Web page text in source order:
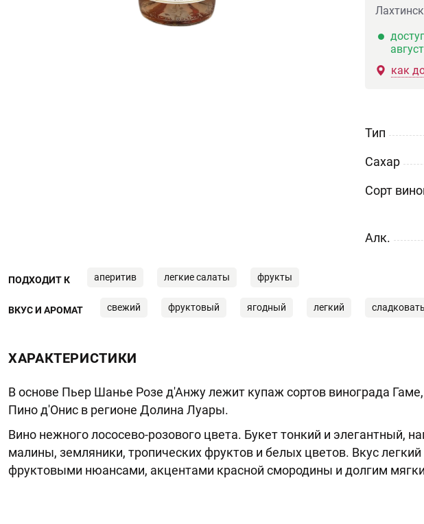
как
Тип
Сахар
Сорт
Aлк.
ПОДХОДИТ К аперитив легкие салаты фрукты
ВКУС И АРОМАТ свежий фруктовый ягодный легкий
ХАРАКТЕРИСТИКИ
В основе Пьер Шанье Розе д'Анжу лежит купаж сортов винограда
Пино д'Онис в регионе Долина Луары.
Вино нежного лососево-розового цвета. Букет тонкий и элегантный,
малины, земляники, тропических фруктов и белых цветов. Вкус
фруктовыми нюансами, акцентами красной смородины и долгим